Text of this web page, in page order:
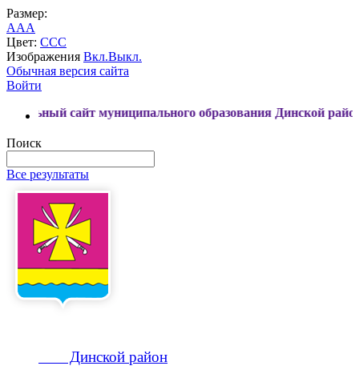
Размер:
AAA
Цвет: CCC
Изображения Вкл.Выкл.
Обычная версия сайта
Войти
образования Динской район
Поиск
Все результаты
Динской район